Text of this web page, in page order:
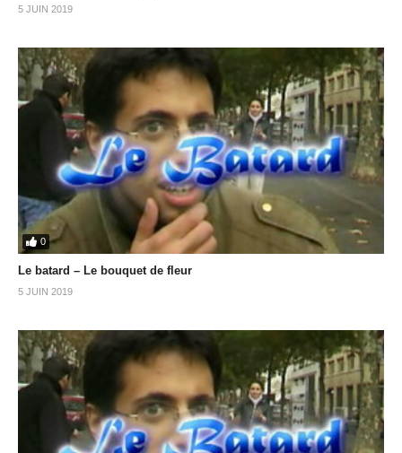
5 JUIN 2019
0
Le batard – Le bouquet de fleur
5 JUIN 2019